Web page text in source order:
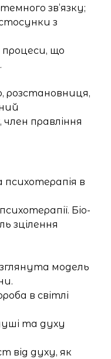
зв’язку;
з
процеси, що
розстановниця,
правління
психотерапія в
Біо-
зцілення
модель
в світлі
та духу
від духу, як